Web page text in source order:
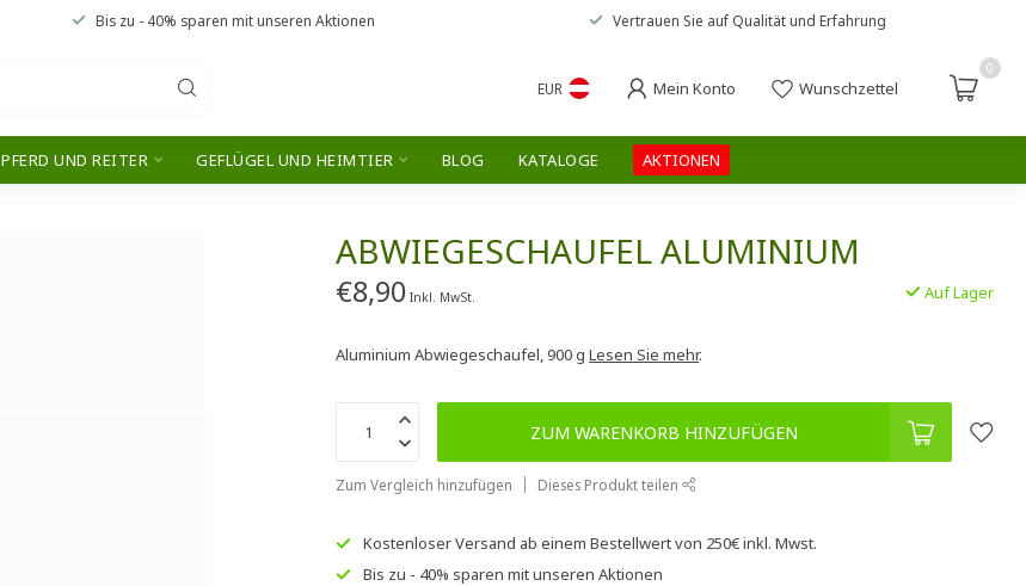
Bis zu - 40% sparen mit unseren Aktionen Vertrauen Sie auf Qualität und Erfahrung
EUR Mein Konto Wunschzettel
0
PFERD UND REITER GEFLÜGEL UND HEIMTIER BLOG KATALOGE AKTIONEN
ABWIEGESCHAUFEL ALUMINIUM
€8,90 Inkl. MwSt. Auf Lager
Aluminium Abwiegeschaufel, 900 gLesen Sie mehr.
ZUM WARENKORB HINZUFÜGEN
Zum Vergleich hinzufügen Dieses Produkt teilen
Kostenloser Versand ab einem Bestellwert von 250€inkl. Mwst.
Bis zu - 40% sparen mit unserenAktionen